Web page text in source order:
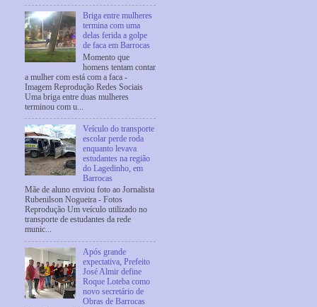
Briga entre mulheres
termina com uma
delas ferida a golpe
de faca em Barrocas
Momento que
homens tentam contar
a mulher com está com a faca -
Imagem Reprodução Redes Sociais
Uma briga entre duas mulheres
terminou com u...
Veículo do transporte
escolar perde roda
enquanto levava
estudantes na região
do Lagedinho, em
Barrocas
Mãe de aluno enviou foto ao Jornalista
Rubenilson Nogueira - Fotos
Reprodução Um veículo utilizado no
transporte de estudantes da rede
munic...
Após grande
expectativa, Prefeito
José Almir define
Roque Loteba como
novo secretário de
Obras de Barrocas